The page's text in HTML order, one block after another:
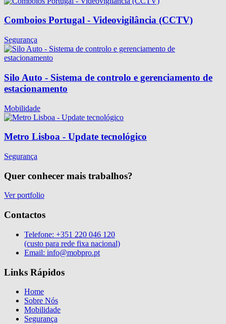
Comboios Portugal - Videovigilância (CCTV)
Segurança
Silo Auto - Sistema de controlo e gerenciamento de
estacionamento
Mobilidade
Metro Lisboa - Update tecnológico
Segurança
Quer conhecer mais trabalhos?
Ver portfolio
Contactos
Telefone: +351 220 046 120
(custo para rede fixa nacional)
Email: info@mobpro.pt
Links Rápidos
Home
Sobre Nós
Mobilidade
Segurança